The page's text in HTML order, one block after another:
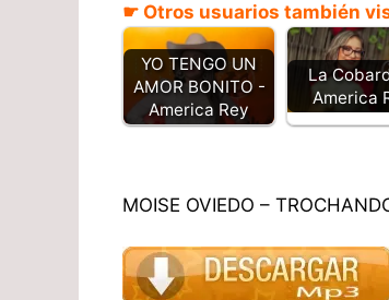
☛ Otros usuarios también
YO TENGO UN
AMOR BONITO -
America Rey
La
America
MOISE OVIEDO –